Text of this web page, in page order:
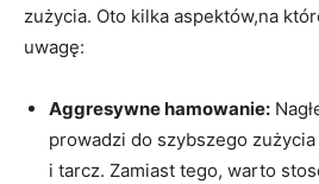
zużycia. Oto kilka aspektów,na
uwagę:
Aggresywne hamowanie:
prowadzi do szybszego
i tarcz. Zamiast tego, warto⁣